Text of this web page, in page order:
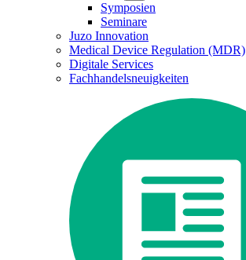
Symposien
Seminare
Juzo Innovation
Medical Device Regulation (MDR)
Digitale Services
Fachhandelsneuigkeiten